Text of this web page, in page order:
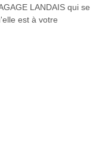
LANDAIS qui se
est à votre